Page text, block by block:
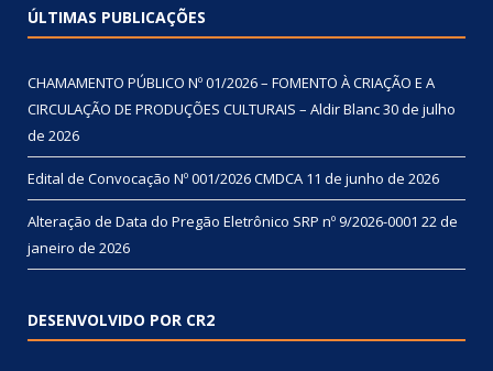
ÚLTIMAS PUBLICAÇÕES
CHAMAMENTO PÚBLICO Nº 01/2026 – FOMENTO À CRIAÇÃO E A
CIRCULAÇÃO DE PRODUÇÕES CULTURAIS – Aldir Blanc30 de julho
de 2026
Edital de Convocação Nº 001/2026 CMDCA 11 de junho de 2026
Alteração de Data do Pregão Eletrônico SRP nº 9/2026-0001 22 de
janeiro de 2026
DESENVOLVIDO POR CR2